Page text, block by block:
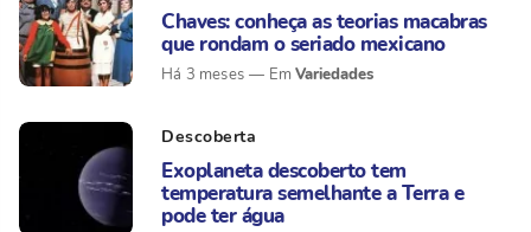
Chaves: conheça as teorias macabras
que rondam o seriado mexicano
Há 3 meses Variedades
Descoberta
Exoplaneta descoberto tem
temperatura semelhante a Terra e
pode ter água